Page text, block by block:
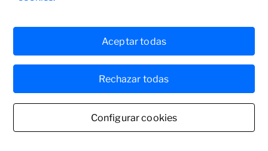
Configurar cookies
Rechazar todas
Aceptar todas